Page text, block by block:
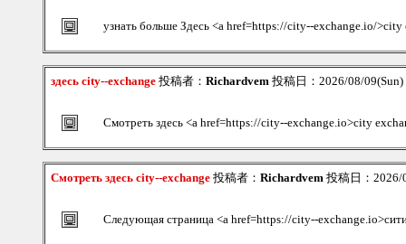
узнать больше Здесь <a href=https://city--exchange.io/
здесь city--exchange 投稿者： Richardvem 投稿日：2026/08/
Смотреть здесь <a href=https://city--exchange.io>city
Смотреть здесь city--exchange 投稿者： Richardvem 投稿日：
Следующая страница <a href=https://city--